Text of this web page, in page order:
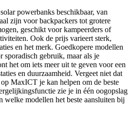
powerbanks beschikbaar, van
zijn voor backpackers tot grotere
geschikt voor kampeerders of
Ook de prijs varieert sterk,
en het merk. Goedkopere modellen
sporadisch gebruik, maar als je
het om iets meer uit te geven voor een
en duurzaamheid. Vergeet niet dat
MaxICT je kan helpen om de beste
zie je in één oogopslag
welke modellen het beste aansluiten bij